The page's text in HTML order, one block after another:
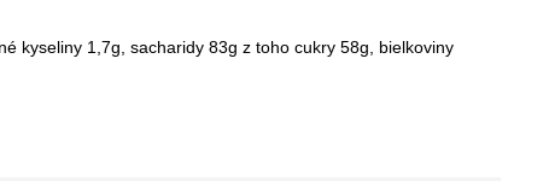
kyseliny 1,7g, sacharidy 83g z toho cukry 58g, bielkoviny